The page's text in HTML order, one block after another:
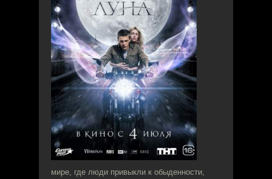
мире, где люди привыкли к обыденности,